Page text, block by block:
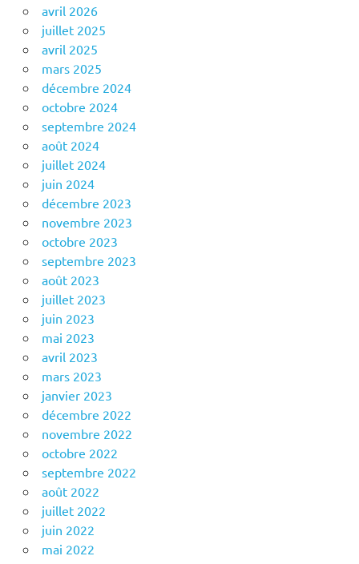
avril 2026
juillet 2025
avril 2025
mars 2025
décembre 2024
octobre 2024
septembre 2024
août 2024
juillet 2024
juin 2024
décembre 2023
novembre 2023
octobre 2023
septembre 2023
août 2023
juillet 2023
juin 2023
mai 2023
avril 2023
mars 2023
janvier 2023
décembre 2022
novembre 2022
octobre 2022
septembre 2022
août 2022
juillet 2022
juin 2022
mai 2022